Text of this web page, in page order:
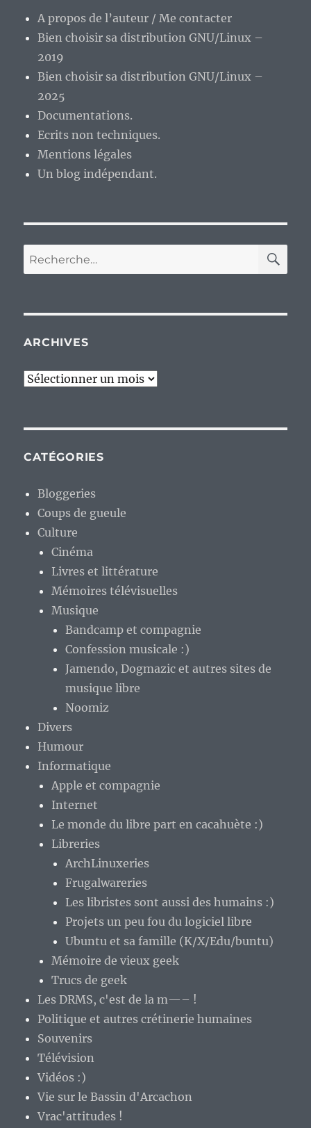
A propos de l’auteur / Me contacter
Bien choisir sa distribution GNU/Linux –
2019
Bien choisir sa distribution GNU/Linux –
2025
Documentations.
Ecrits non techniques.
Mentions légales
Un blog indépendant.
Recherche
pour :
ARCHIVES
Archives
CATÉGORIES
Bloggeries
Coups de gueule
Culture
Cinéma
Livres et littérature
Mémoires télévisuelles
Musique
Bandcamp et compagnie
Confession musicale :)
Jamendo, Dogmazic et autres sites de
musique libre
Noomiz
Divers
Humour
Informatique
Apple et compagnie
Internet
Le monde du libre part en cacahuète :)
Libreries
ArchLinuxeries
Frugalwareries
Les libristes sont aussi des humains :)
Projets un peu fou du logiciel libre
Ubuntu et sa famille (K/X/Edu/buntu)
Mémoire de vieux geek
Trucs de geek
Les DRMS, c'est de la m—– !
Politique et autres crétinerie humaines
Souvenirs
Télévision
Vidéos :)
Vie sur le Bassin d'Arcachon
Vrac'attitudes !